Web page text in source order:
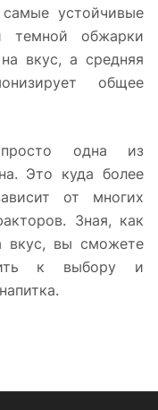
устойчивые
темной обжарки
вкус, а средняя
общее
одна из
Это куда более
от многих
Зная, как
вкус, вы сможете
к выбору и